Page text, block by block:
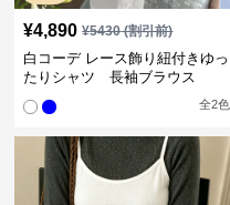
¥4,890 ¥5430(割引前)
白コーデ レース飾り紐付きゆっ
たりシャツ 長袖ブラウス
全2色